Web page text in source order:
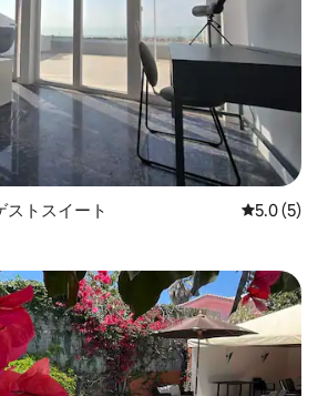
ストスイート レビュー5
5.0 (5)